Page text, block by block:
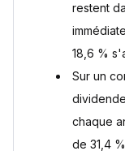
restent
18,6 %
Sur un
chaque
de 31,4